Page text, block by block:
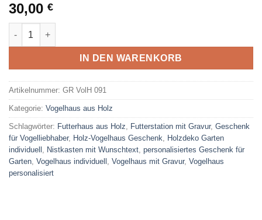
30,00 €
Individuelles Vogelhaus mit Gravur für Events mit Naturthema
IN DEN WARENKORB
Artikelnummer: GR VolH 091
Kategorie: Vogelhaus aus Holz
Schlagwörter: Futterhaus aus Holz, Futterstation mit Gravur, Geschenk
für Vogelliebhaber, Holz-Vogelhaus Geschenk, Holzdeko Garten
individuell , Nistkasten mit Wunschtext, personalisiertes Geschenk für
Garten, Vogelhaus individuell , Vogelhaus mit Gravur, Vogelhaus
personalisiert